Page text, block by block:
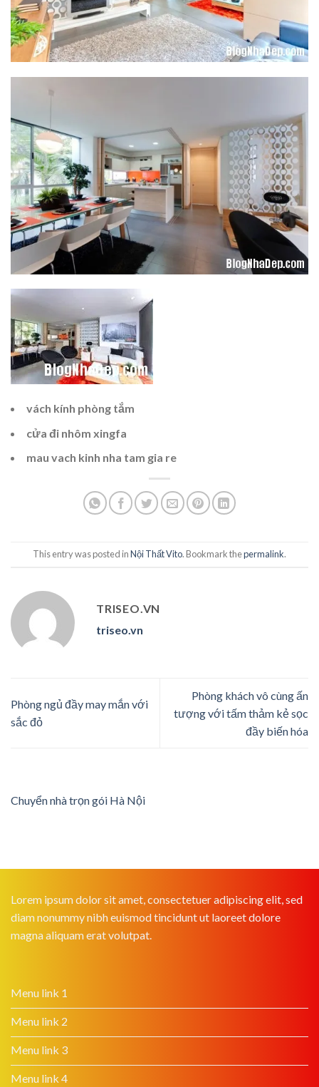
vách kính phòng tắm
cửa đi nhôm xingfa
mau vach kinh nha tam gia re
This entry was posted inNội Thất Vito. Bookmark thepermalink.
TRISEO.VN
triseo.vn
Phòng ngủ đầy may mắn với
sắc đỏ
Phòng khách vô cùng ấn
tượng với tấm thảm kẻ sọc
đầy biến hóa
Chuyển nhà trọn gói Hà Nội
Lorem ipsum dolor sit amet, consectetuer adipiscing elit, sed
diam nonummy nibh euismod tincidunt ut laoreet dolore
magna aliquam erat volutpat.
Menu link 1
Menu link 2
Menu link 3
Menu link 4